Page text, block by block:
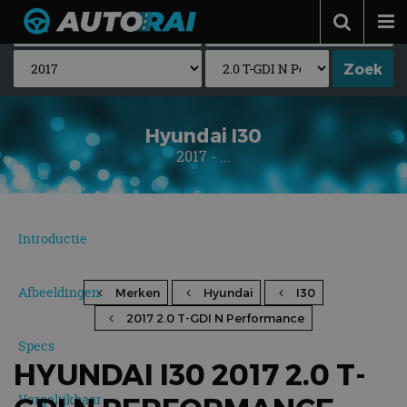
Autonieuws
Podcast
Autotests
Automerken
Adverteren
Contact
Hyundai I30
2017 - ...
Introductie
Afbeeldingen
Specs
Vergelijkbaar
Merken Hyundai
I30
2017 2.0 T-GDI N Performance
HYUNDAI I30 2017 2.0 T-